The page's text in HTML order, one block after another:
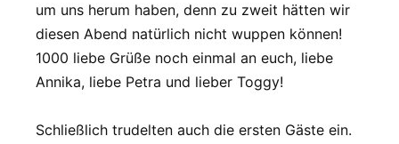
um uns herum haben, denn zu zweit hätten wir
diesen Abend natürlich nicht wuppen können!
1000 liebe Grüße noch einmal an euch, liebe
Annika, liebe Petra und lieber Toggy!
Schließlich trudelten auch die ersten Gäste ein.